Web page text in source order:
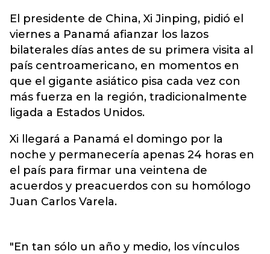
El presidente de China, Xi Jinping, pidió el
viernes a Panamá afianzar los lazos
bilaterales días antes de su primera visita al
país centroamericano, en momentos en
que el gigante asiático pisa cada vez con
más fuerza en la región, tradicionalmente
ligada a Estados Unidos.
Xi llegará a Panamá el domingo por la
noche y permanecería apenas 24 horas en
el país para firmar una veintena de
acuerdos y preacuerdos con su homólogo
Juan Carlos Varela.
"En tan sólo un año y medio, los vínculos